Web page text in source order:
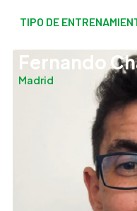
TIPO DE
Fernando
Madrid